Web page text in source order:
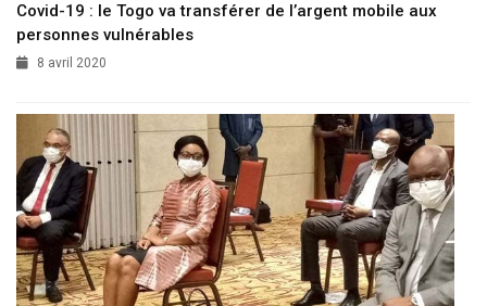
Covid-19 : le Togo va transférer de l’argent mobile aux
personnes vulnérables
8 avril 2020